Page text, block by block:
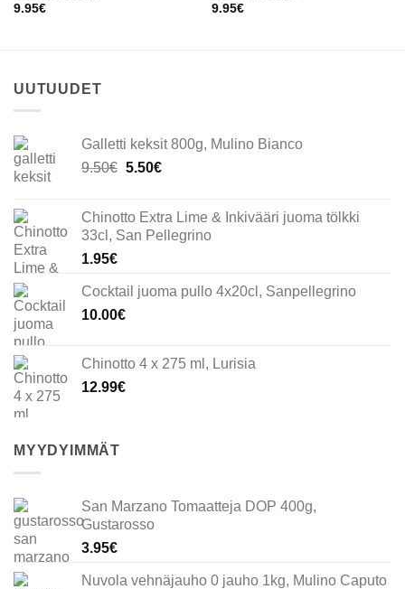
9.95€
9.95€
UUTUUDET
Galletti keksit 800g, Mulino Bianco
9.50€ Alkuperäinen
9.50€.
5.50€Nykyinen
5.50€.
Chinotto Extra Lime & Inkivääri juoma tölkki
33cl, San Pellegrino
1.95€
Cocktail juoma pullo 4x20cl, Sanpellegrino
10.00€
Chinotto 4 x 275 ml, Lurisia
12.99€
MYYDYIMMÄT
San Marzano Tomaatteja DOP 400g,
Gustarosso
3.95€
Nuvola vehnäjauho 0 jauho 1kg, Mulino Caputo